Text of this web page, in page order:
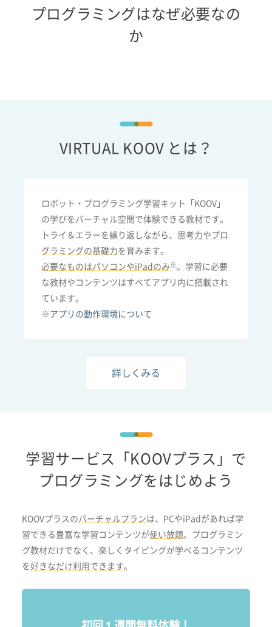
プログラミングはなぜ必要なの
か
VIRTUAL KOOV とは？
ロボット・プログラミング学習キット「KOOV」
の学びをバーチャル空間で体験できる教材です。
トライ＆エラーを繰り返しながら、 思考力やプロ
グラミングの基礎力を育みます。
必要なものはパソコンやiPadのみ ※ 。学習に必要
な教材やコンテンツはすべてアプリ内に搭載され
ています。
※ アプリの動作環境について
詳しくみる
学習サービス「KOOVプラス」で
プログラミングをはじめよう
KOOVプラスの バーチャルプランは、PCやiPadがあれば学
習できる豊富な学習コンテンツが使い放題。プログラミン
グ教材だけでなく、楽しくタイピングが学べるコンテンツ
を好きなだけ利用できます。